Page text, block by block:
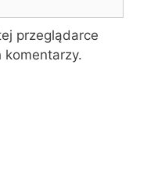
przeglądarce
komentarzy.